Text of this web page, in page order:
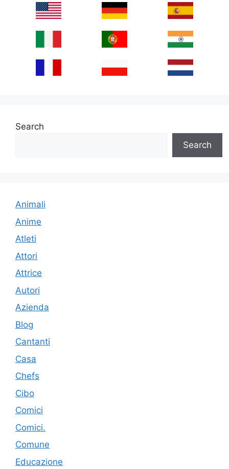
Search
Search
Animali
Anime
Atleti
Attori
Attrice
Autori
Azienda
Blog
Cantanti
Casa
Chefs
Cibo
Comici
Comici.
Comune
Educazione